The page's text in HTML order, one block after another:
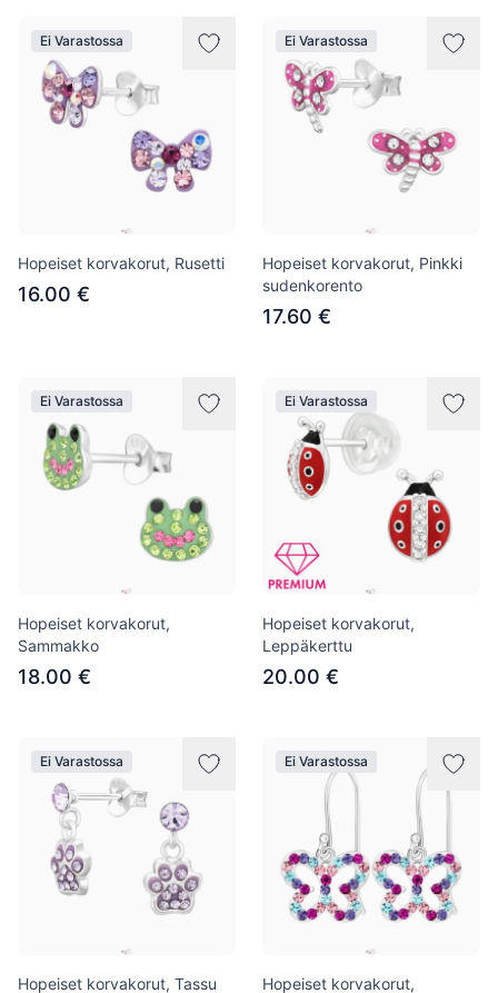
Ei Varastossa
Hopeiset korvakorut, Rusetti
16.00 €
Ei Varastossa
Hopeiset korvakorut, Pinkki
sudenkorento
17.60 €
Ei Varastossa
Hopeiset korvakorut,
Sammakko
18.00 €
Ei Varastossa
Hopeiset korvakorut,
Leppäkerttu
20.00 €
Ei Varastossa
Hopeiset korvakorut, Tassu
Ei Varastossa
Hopeiset korvakorut,